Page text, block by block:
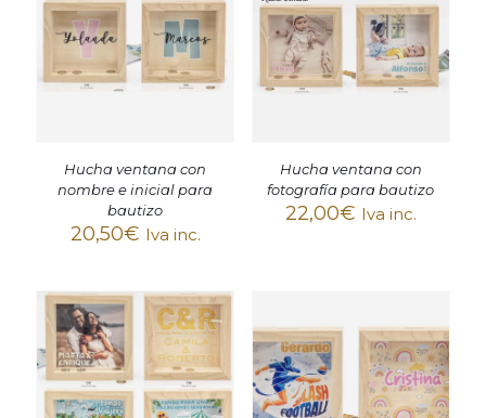
Hucha ventana con
nombre e inicial para
bautizo
20,50€ Iva inc.
Hucha ventana con
fotografía para bautizo
22,00€ Iva inc.